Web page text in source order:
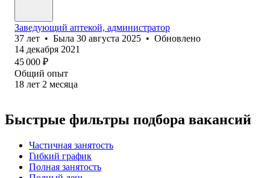
Заведующий аптекой, администратор
37 лет • Была 30 августа 2025 • Обновлено
14 декабря 2021
45 000 ₽
Общий опыт
18 лет 2 месяца
Быстрые фильтры подбора вакансий
Частичная занятость
Гибкий график
Полная занятость